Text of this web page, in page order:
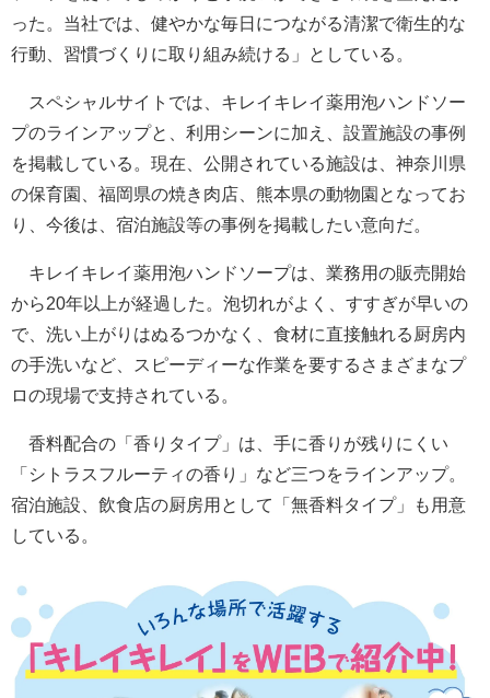
った。当社では、健やかな毎日につながる清潔で衛生的な
行動、習慣づくりに取り組み続ける」としている。
スペシャルサイトでは、キレイキレイ薬用泡ハンドソー
プのラインアップと、利用シーンに加え、設置施設の事例
を掲載している。現在、公開されている施設は、神奈川県
の保育園、福岡県の焼き肉店、熊本県の動物園となってお
り、今後は、宿泊施設等の事例を掲載したい意向だ。
キレイキレイ薬用泡ハンドソープは、業務用の販売開始
から20年以上が経過した。泡切れがよく、すすぎが早いの
で、洗い上がりはぬるつかなく、食材に直接触れる厨房内
の手洗いなど、スピーディーな作業を要するさまざまなプ
ロの現場で支持されている。
香料配合の「香りタイプ」は、手に香りが残りにくい
「シトラスフルーティの香り」など三つをラインアップ。
宿泊施設、飲食店の厨房用として「無香料タイプ」も用意
している。